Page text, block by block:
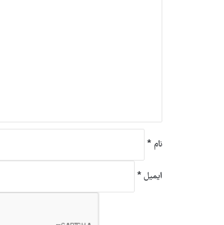
نام *
ایمیل *